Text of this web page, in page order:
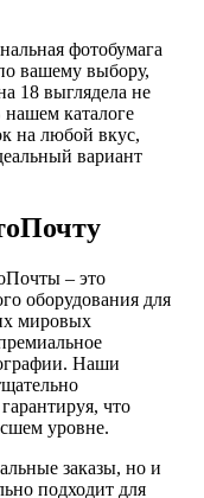
фотобумага
вашему выбору,
18 выглядела не
нашем каталоге
на любой вкус,
вариант
– это
оборудования для
мировых
Наши
что
уровне.
заказы, но и
подходит для